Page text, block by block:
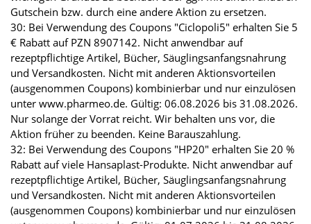
Gutschein bzw. durch eine andere Aktion zu ersetzen.
30: Bei Verwendung des Coupons "Ciclopoli5" erhalten Sie 5
€ Rabatt auf PZN 8907142. Nicht anwendbar auf
rezeptpflichtige Artikel, Bücher, Säuglingsanfangsnahrung
und Versandkosten. Nicht mit anderen Aktionsvorteilen
(ausgenommen Coupons) kombinierbar und nur einzulösen
unter www.pharmeo.de. Gültig: 06.08.2026 bis 31.08.2026.
Nur solange der Vorrat reicht. Wir behalten uns vor, die
Aktion früher zu beenden. Keine Barauszahlung.
32: Bei Verwendung des Coupons "HP20" erhalten Sie 20 %
Rabatt auf viele Hansaplast-Produkte. Nicht anwendbar auf
rezeptpflichtige Artikel, Bücher, Säuglingsanfangsnahrung
und Versandkosten. Nicht mit anderen Aktionsvorteilen
(ausgenommen Coupons) kombinierbar und nur einzulösen